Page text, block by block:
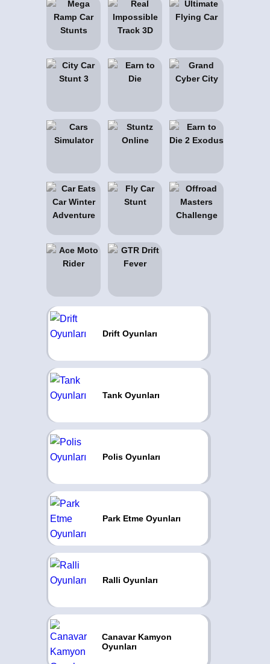
Drift Oyunları
Tank Oyunları
Polis Oyunları
Park Etme Oyunları
Ralli Oyunları
Canavar Kamyon
Oyunları